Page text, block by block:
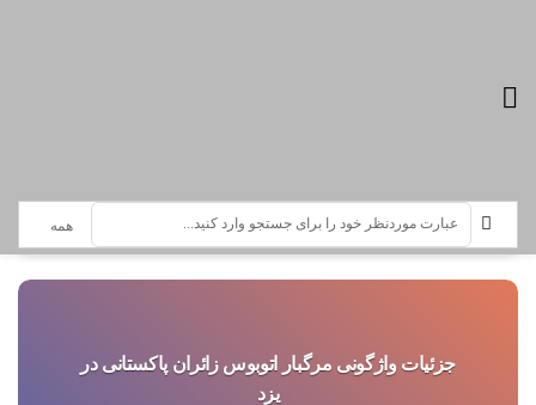
سرویس خبری تصادف
جزئیات واژگونی مرگبار اتوبوس زائران پاکستانی در
یزد